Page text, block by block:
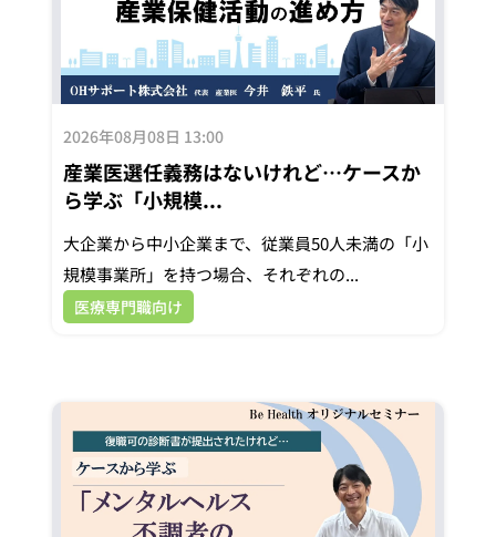
2026年08月08日 13:00
産業医選任義務はないけれど…ケースか
ら学ぶ「小規模...
大企業から中小企業まで、従業員50人未満の「小
規模事業所」を持つ場合、それぞれの...
医療専門職向け